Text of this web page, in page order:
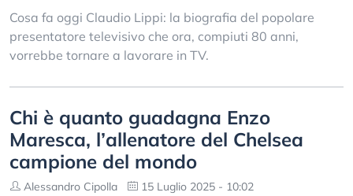
Cosa fa oggi Claudio Lippi: la biografia del popolare
presentatore televisivo che ora, compiuti 80 anni,
vorrebbe tornare a lavorare in TV.
Chi è quanto guadagna Enzo
Maresca, l’allenatore del Chelsea
campione del mondo
Alessandro Cipolla 15 Luglio 2025 - 10:02